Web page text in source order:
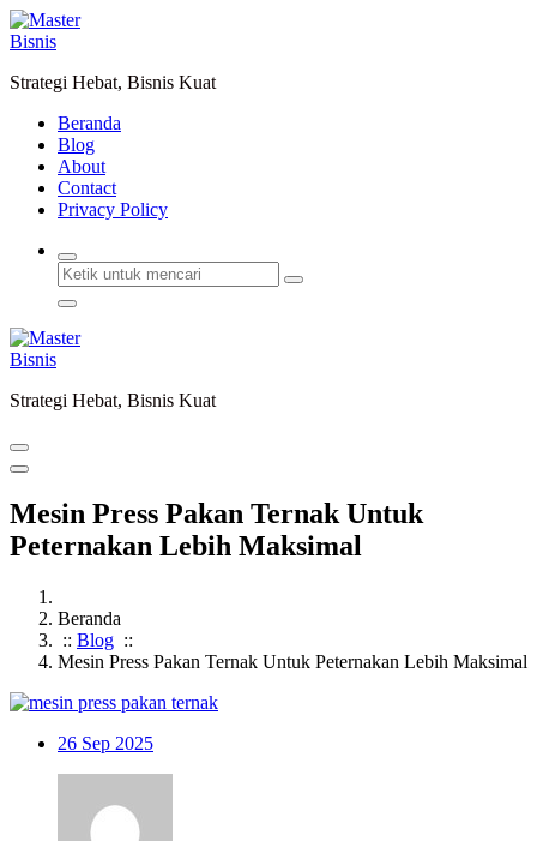
Lewati
ke
Strategi Hebat, Bisnis Kuat
Beranda
Blog
About
Contact
Privacy Policy
Strategi Hebat, Bisnis Kuat
Mesin Press Pakan Ternak Untuk
Peternakan Lebih Maksimal
Beranda
:: Blog ::
Mesin Press Pakan Ternak Untuk Peternakan Lebih Maksimal
26 Sep 2025